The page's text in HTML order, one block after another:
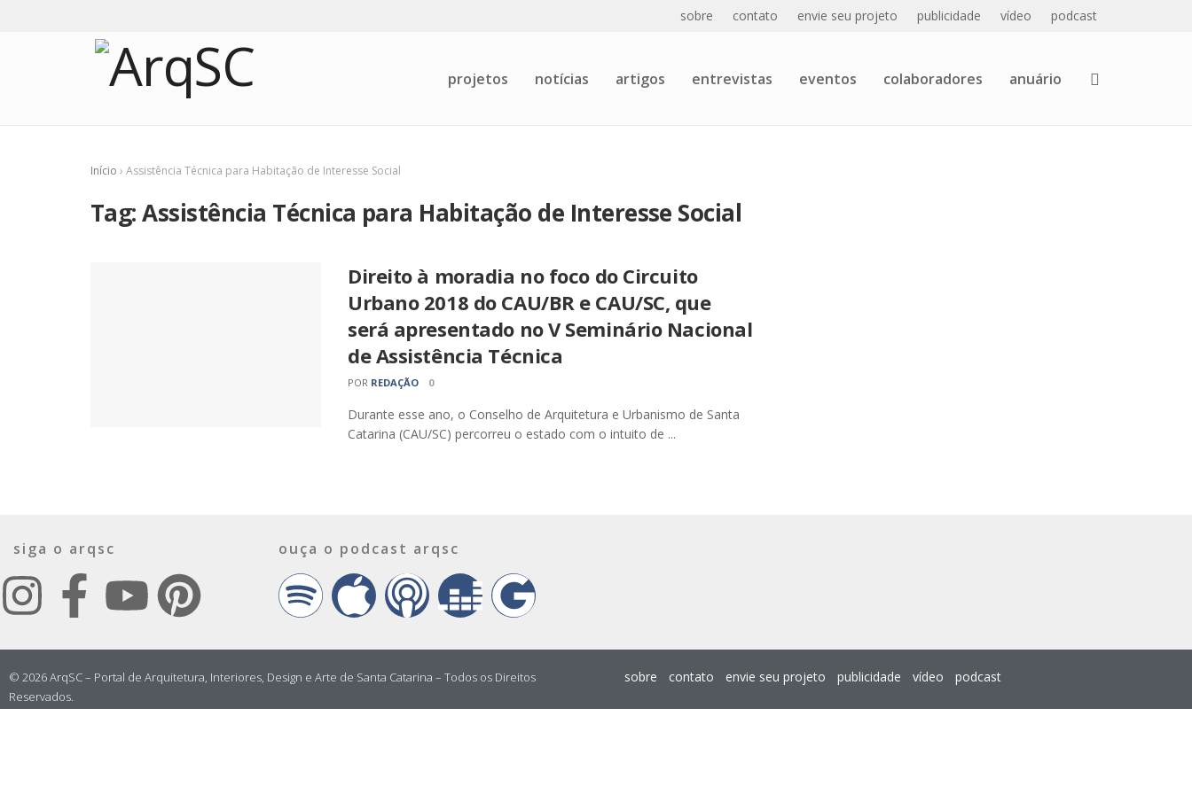
sobre contato envie seu projeto publicidade vídeo podcast
projetos notícias artigos entrevistas eventos colaboradores anuário
Início › Assistência Técnica para Habitação de Interesse Social
Tag:Assistência Técnica para Habitação de Interesse Social
Direito à moradia no foco do Circuito
Urbano 2018 do CAU/BR e CAU/SC, que
será apresentado no V Seminário Nacional
de Assistência Técnica
POR REDAÇÃO 0
Durante esse ano, o Conselho de Arquitetura e Urbanismo de Santa
Catarina (CAU/SC) percorreu o estado com o intuito de ...
siga o arqsc ouça o podcast arqsc
© 2026 ArqSC – Portal de Arquitetura, Interiores, Design e Arte de Santa Catarina – Todos os Direitos
Reservados.
sobre contato envie seu projeto publicidade vídeo podcast